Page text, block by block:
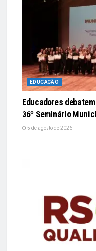
EDUCAÇÃO
Educadores
36º Seminário
5 de agosto de 2026